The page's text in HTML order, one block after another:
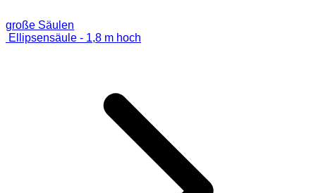
große Säulen
Ellipsensäule - 1,8 m hoch